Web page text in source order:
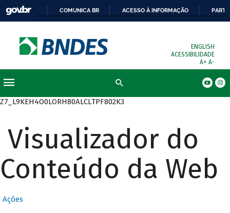
COMUNICA BR ACESSO À INFORMAÇÃO
ENGLISH
ACESSIBILIDADE
A+ A-
Z7_L9KEH4O0LORH80ALCLTPF802K3
Visualizador do
Conteúdo da Web
Ações